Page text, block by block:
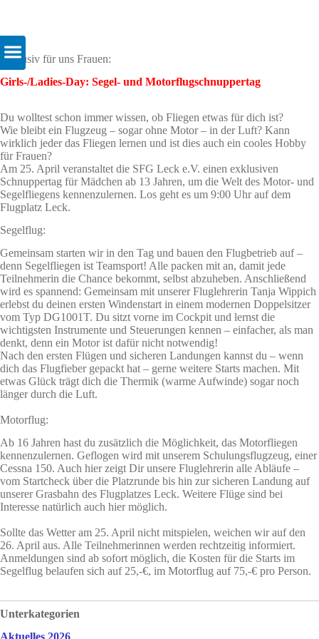
Exklusiv für uns Frauen:
Girls-/Ladies-Day: Segel- und Motorflugschnuppertag
Du wolltest schon immer wissen, ob Fliegen etwas für dich ist?
Wie bleibt ein Flugzeug – sogar ohne Motor – in der Luft? Kann
wirklich jeder das Fliegen lernen und ist dies auch ein cooles Hobby
für Frauen?
Am 25. April veranstaltet die SFG Leck e.V. einen exklusiven
Schnuppertag für Mädchen ab 13 Jahren, um die Welt des Motor- und
Segelfliegens kennenzulernen. Los geht es um 9:00 Uhr auf dem
Flugplatz Leck.
Segelflug:
Gemeinsam starten wir in den Tag und bauen den Flugbetrieb auf –
denn Segelfliegen ist Teamsport! Alle packen mit an, damit jede
Teilnehmerin die Chance bekommt, selbst abzuheben. Anschließend
wird es spannend: Gemeinsam mit unserer Fluglehrerin Tanja Wippich
erlebst du deinen ersten Windenstart in einem modernen Doppelsitzer
vom Typ DG1001T. Du sitzt vorne im Cockpit und lernst die
wichtigsten Instrumente und Steuerungen kennen – einfacher, als man
denkt, denn ein Motor ist dafür nicht notwendig!
Nach den ersten Flügen und sicheren Landungen kannst du – wenn
dich das Flugfieber gepackt hat – gerne weitere Starts machen. Mit
etwas Glück trägt dich die Thermik (warme Aufwinde) sogar noch
länger durch die Luft.
Motorflug:
Ab 16 Jahren hast du zusätzlich die Möglichkeit, das Motorfliegen
kennenzulernen. Geflogen wird mit unserem Schulungsflugzeug, einer
Cessna 150. Auch hier zeigt Dir unsere Fluglehrerin alle Abläufe –
vom Startcheck über die Platzrunde bis hin zur sicheren Landung auf
unserer Grasbahn des Flugplatzes Leck. Weitere Flüge sind bei
Interesse natürlich auch hier möglich.
Sollte das Wetter am 25. April nicht mitspielen, weichen wir auf den
26. April aus. Alle Teilnehmerinnen werden rechtzeitig informiert.
Anmeldungen sind ab sofort möglich, die Kosten für die Starts im
Segelflug belaufen sich auf 25,-€, im Motorflug auf 75,-€ pro Person.
Unterkategorien